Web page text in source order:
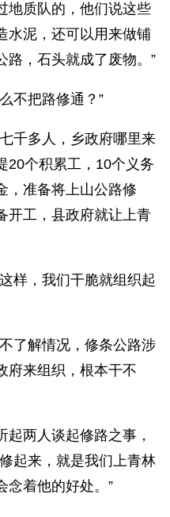
地质队的，他们说这些
水泥，还可以用来做铺
路，石头就成了废物。”
不把路修通？”
多人，乡政府哪里来
20个积累工，10个义务
，准备将上山公路修
开工，县政府就让上青
，我们干脆就组织起
解情况，修条公路涉
府来组织，根本干不
两人谈起修路之事，
起来，就是我们上青林
念着他的好处。”